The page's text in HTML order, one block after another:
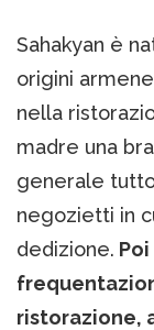
Sahakyan è
origini
nella
madre una
generale
negozietti in
dedizione.
ristorazione,